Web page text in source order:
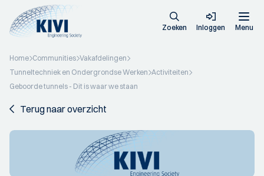
Zoeken Inloggen Menu
Home Communities Vakafdelingen
Tunneltechniek en Ondergrondse Werken Activiteiten
Geboorde tunnels - Dit is waar we staan
Terug naar overzicht